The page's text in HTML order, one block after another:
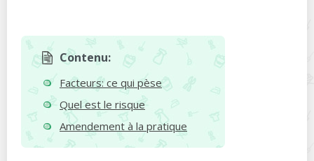
Contenu:
Facteurs: ce qui pèse
Quel est le risque
Amendement à la pratique